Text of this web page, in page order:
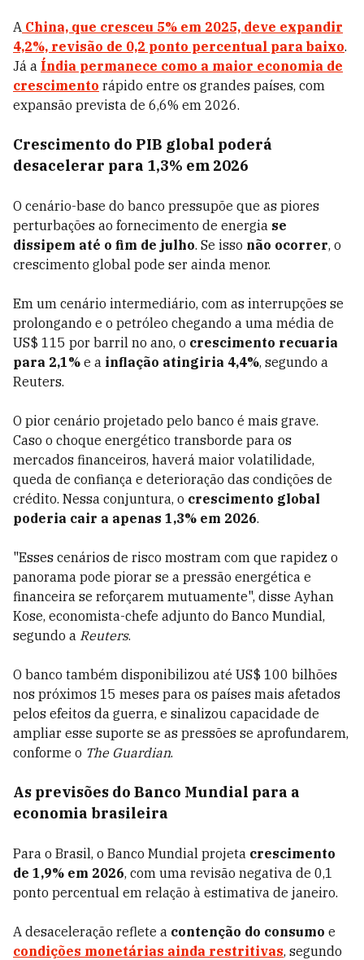
A China, que cresceu 5% em 2025, deve expandir
4,2%, revisão de 0,2 ponto percentual para baixo.
Já a Índia permanece como a maior economia de
crescimento rápido entre os grandes países, com
expansão prevista de 6,6% em 2026.
Crescimento do PIB global poderá
desacelerar para 1,3% em 2026
O cenário-base do banco pressupõe que as piores
perturbações ao fornecimento de energia se
dissipem até o fim de julho. Se isso não ocorrer, o
crescimento global pode ser ainda menor.
Em um cenário intermediário, com as interrupções se
prolongando e o petróleo chegando a uma média de
US$ 115 por barril no ano, o crescimento recuaria
para 2,1% e a inflação atingiria 4,4%, segundo a
Reuters.
O pior cenário projetado pelo banco é mais grave.
Caso o choque energético transborde para os
mercados financeiros, haverá maior volatilidade,
queda de confiança e deterioração das condições de
crédito. Nessa conjuntura, o crescimento global
poderia cair a apenas 1,3% em 2026.
"Esses cenários de risco mostram com que rapidez o
panorama pode piorar se a pressão energética e
financeira se reforçarem mutuamente", disse Ayhan
Kose, economista-chefe adjunto do Banco Mundial,
segundo a Reuters.
O banco também disponibilizou até US$ 100 bilhões
nos próximos 15 meses para os países mais afetados
pelos efeitos da guerra, e sinalizou capacidade de
ampliar esse suporte se as pressões se aprofundarem,
conforme o The Guardian.
As previsões do Banco Mundial para a
economia brasileira
Para o Brasil, o Banco Mundial projeta crescimento
de 1,9% em 2026, com uma revisão negativa de 0,1
ponto percentual em relação à estimativa de janeiro.
A desaceleração reflete a contenção do consumo e
condições monetárias ainda restritivas, segundo